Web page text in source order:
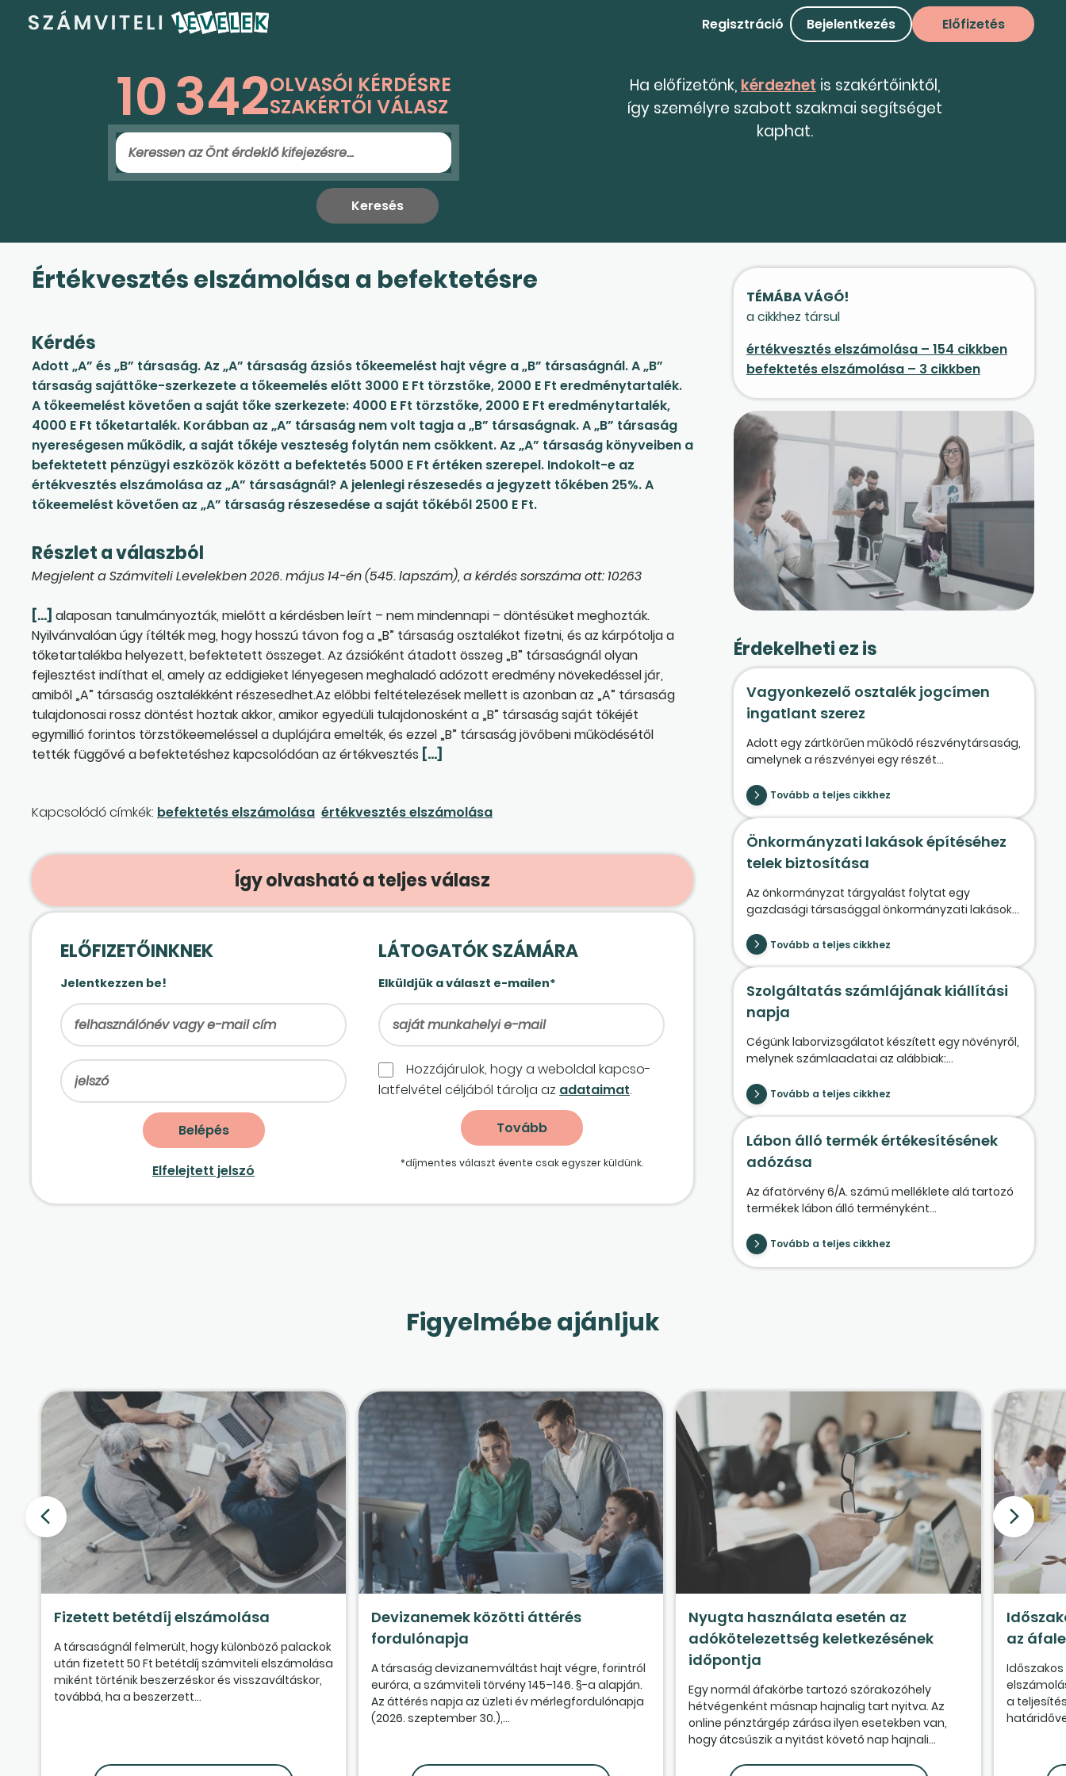
Regisztráció Bejelentkezés Előfizetés
10342OLVASÓI KÉRDÉSRE
SZAKÉRTŐI VÁLASZ
Ha előfizetőnk, kérdezhet is szakértőinktől,
így személyre szabott szakmai segítséget
kaphat.
Értékvesztés elszámolása a befektetésre
Kérdés
Adott „A” és „B” társaság. Az „A” társaság ázsiós tőkeemelést hajt végre a „B” társaságnál. A „B”
társaság sajáttőke-szerkezete a tőkeemelés előtt 3000 E Ft törzstőke, 2000 E Ft eredménytartalék.
A tőkeemelést követően a saját tőke szerkezete: 4000 E Ft törzstőke, 2000 E Ft eredménytartalék,
4000 E Ft tőketartalék. Korábban az „A” társaság nem volt tagja a „B” társaságnak. A „B” társaság
nyereségesen működik, a saját tőkéje veszteség folytán nem csökkent. Az „A” társaság könyveiben a
befektetett pénzügyi eszközök között a befektetés 5000 E Ft értéken szerepel. Indokolt-e az
értékvesztés elszámolása az „A” társaságnál? A jelenlegi részesedés a jegyzett tőkében 25%. A
tőkeemelést követően az „A” társaság részesedése a saját tőkéből 2500 E Ft.
Részlet a válaszból
Megjelent a Számviteli Levelekben 2026. május 14-én (545. lapszám), a kérdés sorszáma ott: 10263
[…] alaposan tanulmányozták, mielőtt a kérdésben leírt – nem mindennapi – döntésüket meghozták.
Nyilvánvalóan úgy ítélték meg, hogy hosszú távon fog a „B” társaság osztalékot fizetni, és az kárpótolja a
tőketartalékba helyezett, befektetett összeget. Az ázsióként átadott összeg „B” társaságnál olyan
fejlesztést indíthat el, amely az eddigieket lényegesen meghaladó adózott eredmény növekedéssel jár,
amiből „A” társaság osztalékként részesedhet.Az előbbi feltételezések mellett is azonban az „A” társaság
tulajdonosai rossz döntést hoztak akkor, amikor egyedüli tulajdonosként a „B” társaság saját tőkéjét
egymillió forintos törzstőkeemeléssel a duplájára emelték, és ezzel „B” társaság jövőbeni működésétől
tették függővé a befektetéshez kapcsolódóan az értékvesztés […]
Kapcsolódó címkék: befektetés elszámolása értékvesztés elszámolása
Így olvasható a teljes válasz
ELŐFIZETŐINKNEK
Jelentkezzen be!
Elfelejtett jelszó
LÁTOGATÓK SZÁMÁRA
Elküldjük a választ e-mailen*
Hozzájárulok, hogy a weboldal kapcso­
lat­felvétel céljából tárolja az adataimat.
*díjmentes választ évente csak egyszer küldünk.
TÉMÁBA VÁGÓ!
a cikkhez társul
értékvesztés elszámolása – 154 cikkben
befektetés elszámolása – 3 cikkben
Érdekelheti ez is
Vagyonkezelő osztalék jogcímen
ingatlant szerez
Adott egy zártkörűen működő részvénytársaság,
amelynek a részvényei egy részét...
Tovább a teljes cikkhez
Önkormányzati lakások építéséhez
telek biztosítása
Az önkormányzat tárgyalást folytat egy
gazdasági társasággal önkormányzati lakások...
Tovább a teljes cikkhez
Szolgáltatás számlájának kiállítási
napja
Cégünk laborvizsgálatot készített egy növényről,
melynek számlaadatai az alábbiak:...
Tovább a teljes cikkhez
Lábon álló termék értékesítésének
adózása
Az áfatörvény 6/A. számú melléklete alá tartozó
termékek lábon álló terményként...
Tovább a teljes cikkhez
Figyelmébe ajánljuk
Fizetett betétdíj elszámolása
A társaságnál felmerült, hogy különböző palackok
után fizetett 50 Ft betétdíj számviteli elszámolása
miként történik beszerzéskor és visszaváltáskor,
továbbá, ha a beszerzett...
Devizanemek közötti áttérés
fordulónapja
A társaság devizanemváltást hajt végre, forintról
euróra, a számviteli törvény 145–146. §-a alapján.
Az áttérés napja az üzleti év mérlegfordulónapja
(2026. szeptember 30.),...
Nyugta használata esetén az
adókötelezettség keletkezésének
időpontja
Egy normál áfakörbe tartozó szórakozóhely
hétvégenként másnap hajnalig tart nyitva. Az
online pénztárgép zárása ilyen esetekben van,
hogy átcsúszik a nyitást követő nap hajnali...
az
a